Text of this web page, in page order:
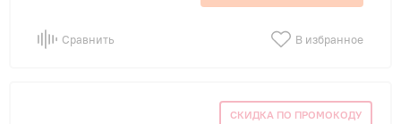
Сравнить В избранное
СКИДКА ПО ПРОМОКОДУ